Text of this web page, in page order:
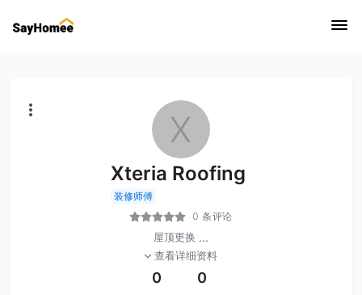
X
Xteria Roofing
装修师傅
0 条评论
屋顶更换 ...
查看详细资料
0 0